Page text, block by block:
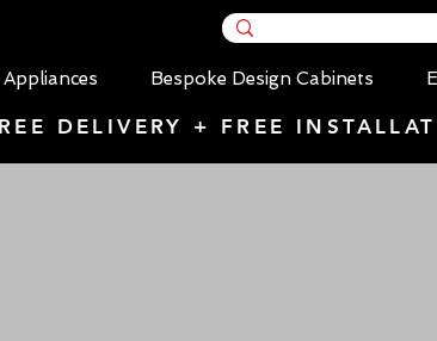
Appliances Bespoke Design Cabinets
DELIVERY + FREE